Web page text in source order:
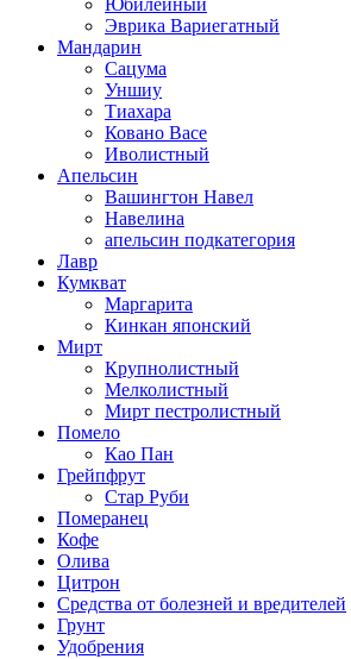
Юбилейный
Эврика Вариегатный
Мандарин
Сацума
Уншиу
Тиахара
Ковано Васе
Иволистный
Апельсин
Вашингтон Навел
Навелина
апельсин подкатегория
Лавр
Кумкват
Маргарита
Кинкан японский
Мирт
Крупнолистный
Мелколистный
Мирт пестролистный
Помело
Као Пан
Грейпфрут
Стар Руби
Померанец
Кофе
Олива
Цитрон
Средства от болезней и вредителей
Грунт
Удобрения